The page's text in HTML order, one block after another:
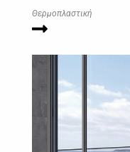
Θερμοπλαστική